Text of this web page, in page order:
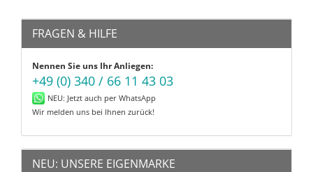
FRAGEN & HILFE
Nennen Sie uns Ihr Anliegen:
+49 (0) 340 / 66 11 43 03
NEU: Jetzt auch per WhatsApp
Wir melden uns bei Ihnen zurück!
NEU: UNSERE EIGENMARKE